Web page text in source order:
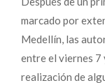
marcado por
Medellín, las
entre el viernes 7
realización de